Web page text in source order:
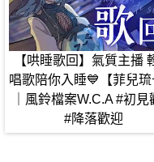
【哄睡歌回】氣質主播
唱歌陪你入睡💙【菲兒琉
｜風鈴檔案W.C.A #初見
#降落歡迎